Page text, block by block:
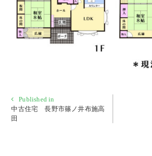
投
稿
ナ
Published in
中古住宅 長野市篠ノ井布施高
田